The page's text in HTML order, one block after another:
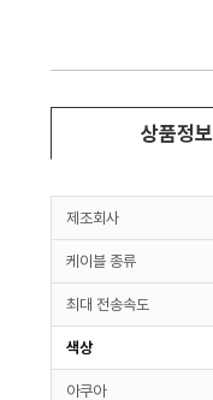
상품정보
제조회사
케이블 종류
최대 전송속도
색상
아쿠아